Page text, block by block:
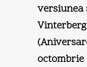
versiunea
octombrie